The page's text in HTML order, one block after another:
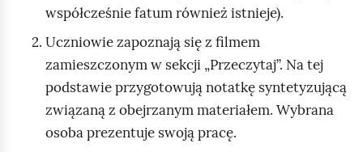
współcześnie fatum również istnieje).
Uczniowie zapoznają się z filmem
zamieszczonym w sekcji „Przeczytaj”. Na tej
podstawie przygotowują notatkę syntetyzującą
związaną z obejrzanym materiałem. Wybrana
osoba prezentuje swoją pracę.